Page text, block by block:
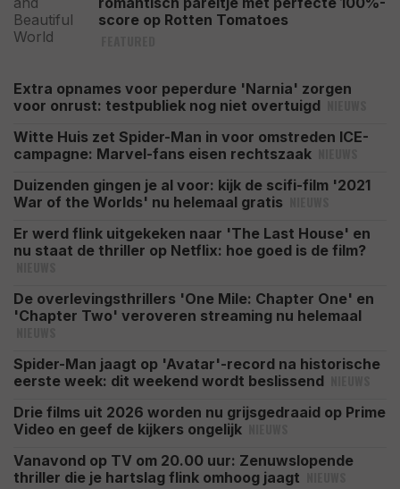
score op Rotten Tomatoes
Extra opnames voor peperdure 'Narnia' zorgen
voor onrust: testpubliek nog niet overtuigd
Witte Huis zet Spider-Man in voor omstreden ICE-
campagne: Marvel-fans eisen rechtszaak
Duizenden gingen je al voor: kijk de scifi-film '2021
War of the Worlds' nu helemaal gratis
Er werd flink uitgekeken naar 'The Last House' en
nu staat de thriller op Netflix: hoe goed is de film?
De overlevingsthrillers 'One Mile: Chapter One' en
'Chapter Two' veroveren streaming nu helemaal
Spider-Man jaagt op 'Avatar'-record na historische
eerste week: dit weekend wordt beslissend
Drie films uit 2026 worden nu grijsgedraaid op Prime
Video en geef de kijkers ongelijk
Vanavond op TV om 20.00 uur: Zenuwslopende
thriller die je hartslag flink omhoog jaagt